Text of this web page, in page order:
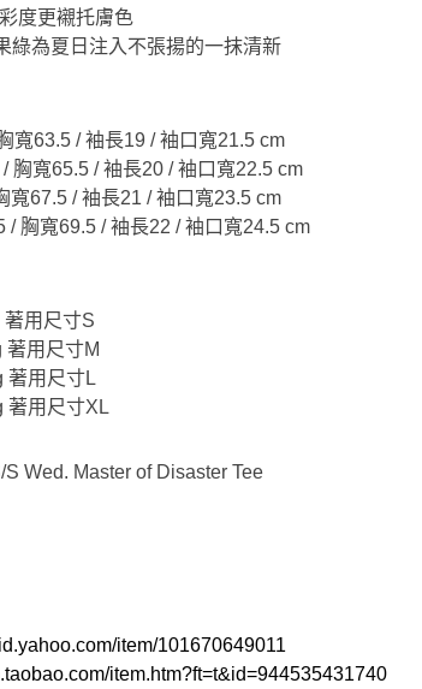
度更襯托膚色
綠為夏日注入不張揚的一抹清新
寬63.5 / 袖長19 / 袖口寬21.5 cm
胸寬65.5 / 袖長20 / 袖口寬22.5 cm
寬67.5 / 袖長21 / 袖口寬23.5 cm
/ 胸寬69.5 / 袖長22 / 袖口寬24.5 cm
著用尺寸S
著用尺寸M
著用尺寸L
著用尺寸XL
Wed. Master of Disaster Tee
item/101670649011
item.htm?ft=t&id=944535431740